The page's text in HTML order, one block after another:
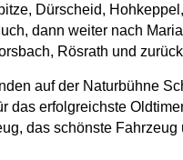
Dürscheid,
dann weiter nach
Rösrath und
auf der Naturbühne
das erfolgreichste
das schönste